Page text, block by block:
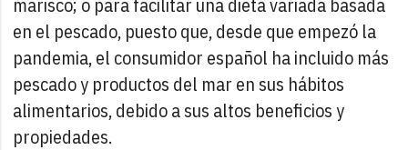
en el pescado, puesto que, desde que empezó la
pandemia, el consumidor español ha incluido más
pescado y productos del mar en sus hábitos
alimentarios, debido a sus altos beneficios y
propiedades.